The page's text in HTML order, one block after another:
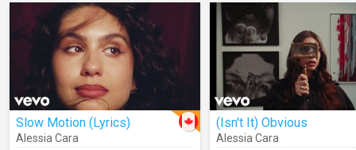
Slow Motion (Lyrics)
Alessia Cara
(Isn't It) Obvious
Alessia Cara